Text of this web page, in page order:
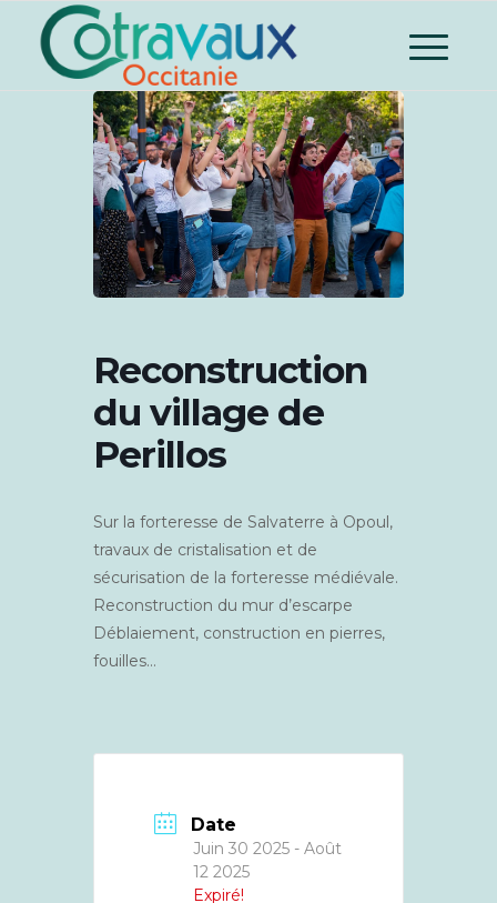
Reconstruction
du village de
Perillos
Sur la forteresse de Salvaterre à Opoul,
travaux de cristalisation et de
sécurisation de la forteresse médiévale.
Reconstruction du mur d’escarpe
Déblaiement, construction en pierres,
fouilles…
Date
Juin 30 2025 - Août
12 2025
Expiré!